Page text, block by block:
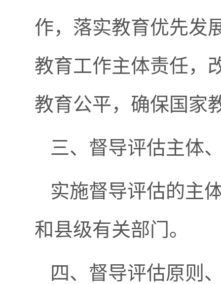
作，落实教育优先发
教育工作主体责任，
教育公平，确保国家
三、督导评估主体
实施督导评估的主
和县级有关部门。
四、督导评估原则